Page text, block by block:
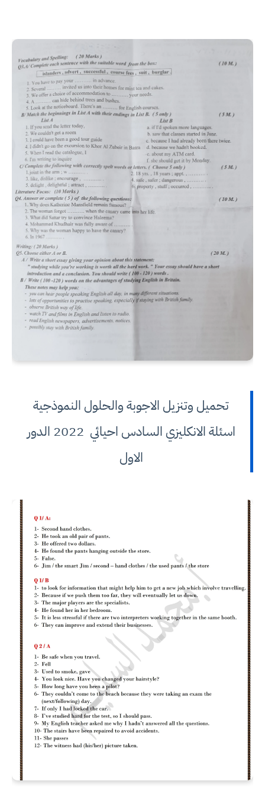
تحميل وتنزيل الاجوبة والحلول النموذجية
اسئلة الانكليزي السادس احيائي 2022 الدور
الاول